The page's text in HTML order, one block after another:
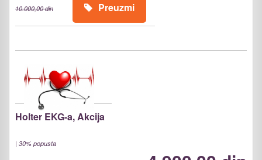
10.000,00 din Preuzmi
Holter EKG-a, Akcija
| 30% popusta